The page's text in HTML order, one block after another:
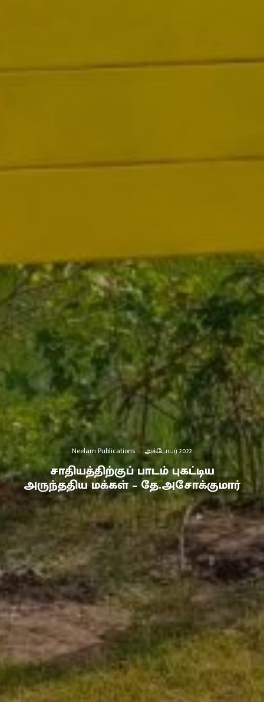
Neelam Publications · அக்டோபர் 2022
சாதியத்திற்குப் பாடம் புகட்டிய
அருந்ததிய மக்கள் – தே.அசோக்குமார்